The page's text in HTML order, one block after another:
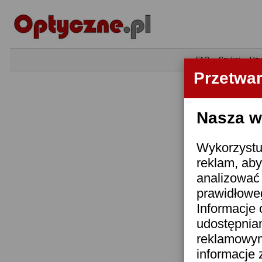
Nasza
reklam,
Informacje
informacje
•FAQ•Szukaj•